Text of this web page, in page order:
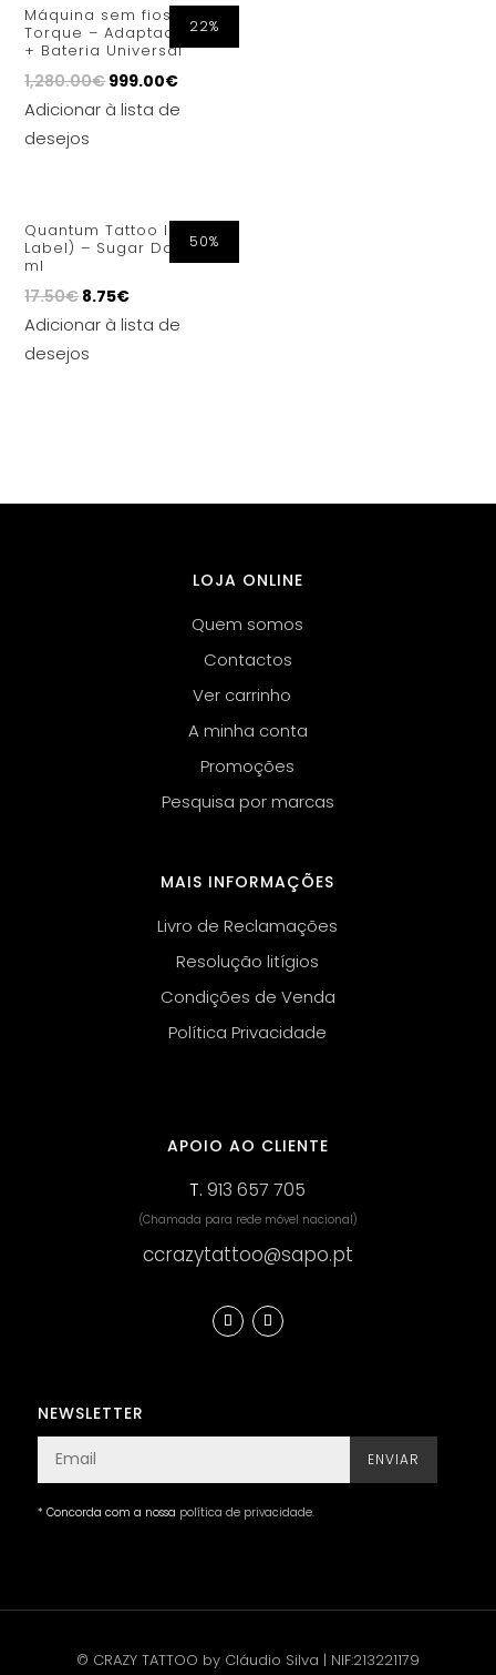
22%
Máquina sem fios Critical
Torque – Adaptador RCA
+ Bateria Universal
1,280.00€999.00€
Adicionar à lista de
desejos
50%
Quantum Tattoo Ink (Gold
Label) – Sugar Daddy 30
ml
17.50€8.75€
Adicionar à lista de
desejos
LOJA ONLINE
Quem somos
Contactos
Ver carrinho
A minha conta
Promoções
Pesquisa por marcas
MAIS INFORMAÇÕES
Livro de Reclamações
Resolução litígios
Condições de Venda
Política Privacidade
APOIO AO CLIENTE
T.913 657 705
(Chamada para rede móvel nacional)
ccrazytattoo@sapo.pt
NEWSLETTER
ENVIAR
* Concorda com a nossa política de privacidade.
© CRAZY TATTOO by Cláudio Silva | NIF:213221179